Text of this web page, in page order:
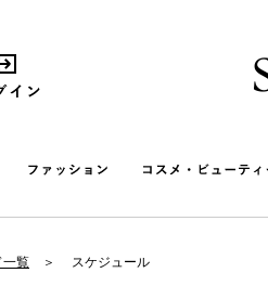
一覧 スケジュール